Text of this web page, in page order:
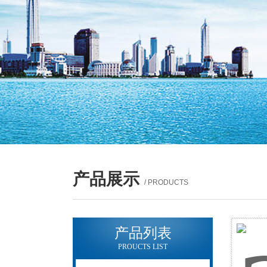
产品展示 / PRODUCTS
产品列表
PROUCTS LIST